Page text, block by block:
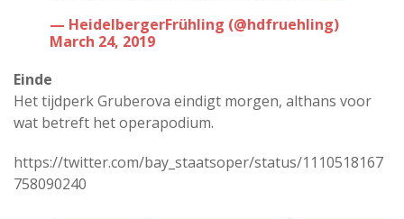
— HeidelbergerFrühling (@hdfruehling)
March 24, 2019
Einde
Het tijdperk Gruberova eindigt morgen, althans voor
wat betreft het operapodium.
https://twitter.com/bay_staatsoper/status/1110518167
758090240